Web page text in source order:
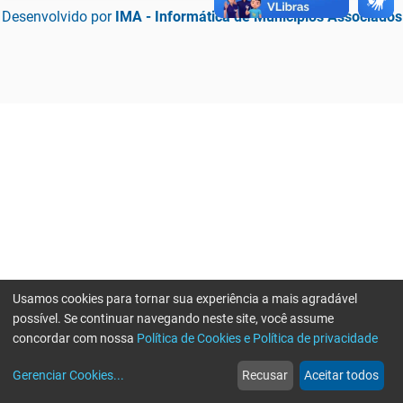
Desenvolvido por IMA - Informática de Municípios Associados
web
Notícias
more_horiz
Mais
Usamos cookies para tornar sua experiência a mais agradável
possível. Se continuar navegando neste site, você assume
concordar com nossa Política de Cookies e Política de privacidade
Gerenciar Cookies... Recusar Aceitar todos
Erro ao enviar informações, por favor tente novamente